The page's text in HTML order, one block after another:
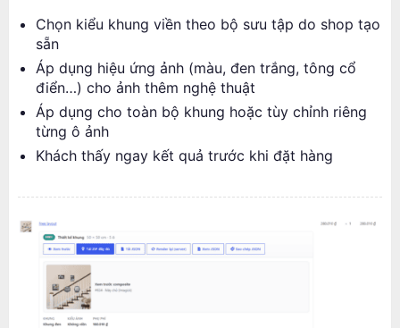
Chọn kiểu khung viền theo bộ sưu tập do shop tạo
sẵn
Áp dụng hiệu ứng ảnh (màu, đen trắng, tông cổ
điển…) cho ảnh thêm nghệ thuật
Áp dụng cho toàn bộ khung hoặc tùy chỉnh riêng
từng ô ảnh
Khách thấy ngay kết quả trước khi đặt hàng